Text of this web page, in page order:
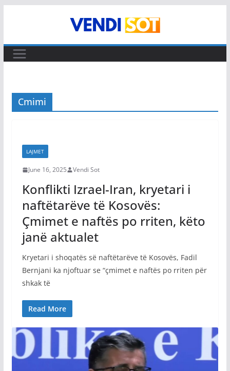
Cmimi
LAJMET
June 16, 2025 Vendi Sot
Konflikti Izrael-Iran, kryetari i
naftëtarëve të Kosovës:
Çmimet e naftës po rriten, këto
janë aktualet
Kryetari i shoqatës së naftëtarëve të Kosovës, Fadil
Bernjani ka njoftuar se “çmimet e naftës po rriten për
shkak të
Read More